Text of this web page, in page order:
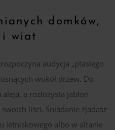
domków,
wiat
audycja „ptasiego
wokół drzew. Do
a rozłożysta jabłoń
liści. Śniadanie zjadasz
letniskowego albo w altanie